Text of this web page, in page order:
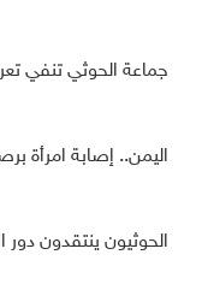
جماعة الحوثي تنفي
اليمن.. إصابة امرأة
الحوثيون ينتقدون دور